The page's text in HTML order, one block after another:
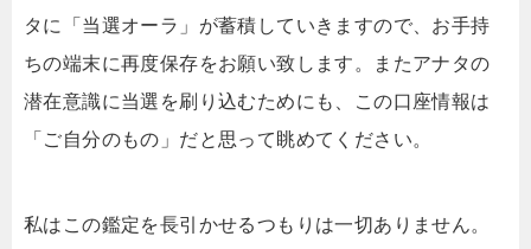
タに「当選オーラ」が蓄積していきますので、お手持
ちの端末に再度保存をお願い致します。またアナタの
潜在意識に当選を刷り込むためにも、この口座情報は
「ご自分のもの」だと思って眺めてください。
私はこの鑑定を長引かせるつもりは一切ありません。